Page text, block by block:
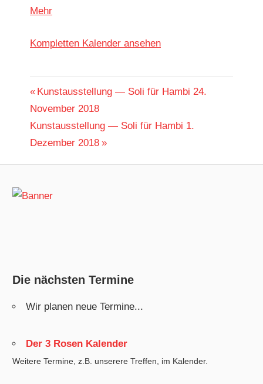
Mehrüber
Kom­plet­ten Kalen­der ansehen
Beitragsnavigation
Kunstausstellung — Soli für Hambi 24.
November 2018
Kunstausstellung — Soli für Hambi 1.
Dezember 2018
Die nächsten Termine
Wir planen neue Termine...
Der 3 Rosen Kalender
Weitere Termine, z.B. unserere Treffen, im Kalender.